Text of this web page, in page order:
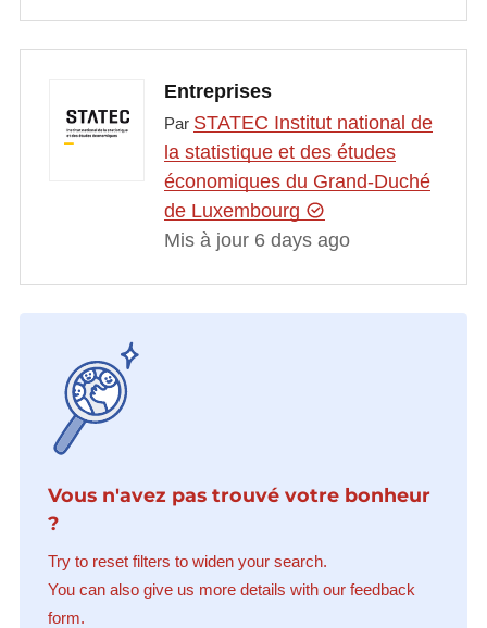
Entreprises
Par STATEC Institut national de
la statistique et des études
économiques du Grand-Duché
de Luxembourg
Mis à jour 6 days ago
Vous n'avez pas trouvé votre bonheur
?
Try to reset filters to widen your search.
You can also give us more details with our feedback
form.